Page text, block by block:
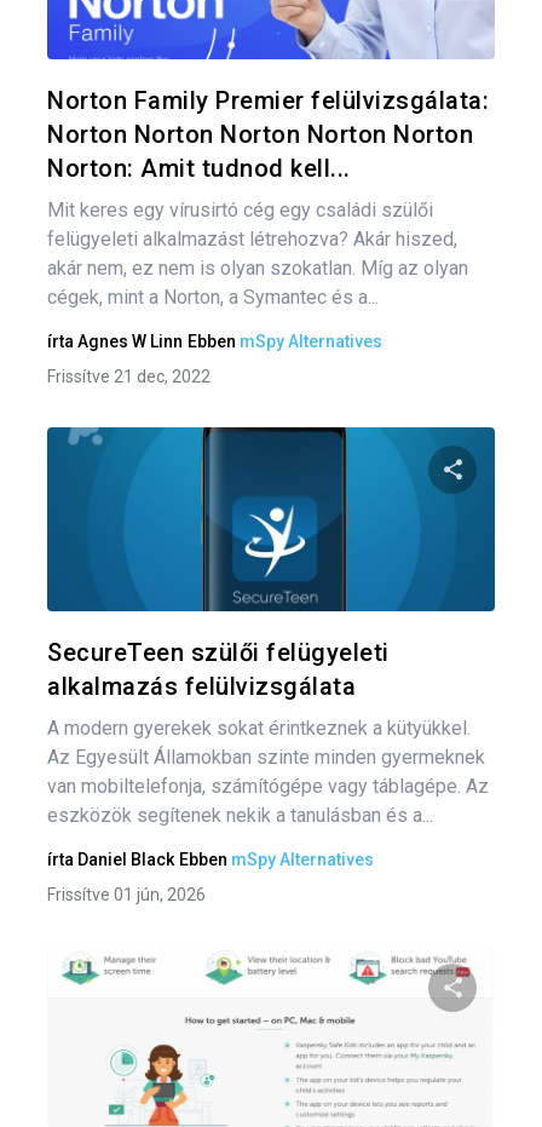
Norton Family Premier felülvizsgálata:
Norton Norton Norton Norton Norton
Norton: Amit tudnod kell...
Mit keres egy vírusirtó cég egy családi szülői
felügyeleti alkalmazást létrehozva? Akár hiszed,
akár nem, ez nem is olyan szokatlan. Míg az olyan
cégek, mint a Norton, a Symantec és a...
írta Agnes W Linn Ebben mSpy Alternatives
Frissítve 21 dec, 2022
SecureTeen szülői felügyeleti
alkalmazás felülvizsgálata
A modern gyerekek sokat érintkeznek a kütyükkel.
Az Egyesült Államokban szinte minden gyermeknek
van mobiltelefonja, számítógépe vagy táblagépe. Az
eszközök segítenek nekik a tanulásban és a...
írta Daniel Black Ebben mSpy Alternatives
Frissítve 01 jún, 2026
Oszd